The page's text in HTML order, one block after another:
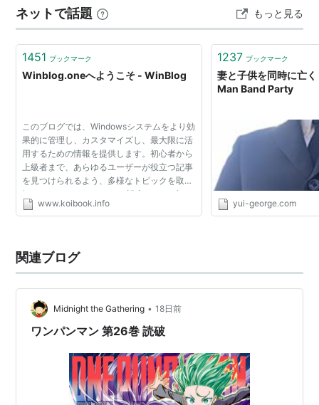
ネットで話題 もっと見る
1451 ブックマーク
Winblog.oneへようこそ - WinBlog
このブログでは、Windowsシステムをより効
果的に管理し、カスタマイズし、最大限に活
用するための情報を提供します。初心者から
上級者まで、あらゆるユーザーが役立つ記事
を見つけられるよう、多様なトピックを取り
扱っています。Windowsの設定やトラブルシ
ューティング、ネットワーク管理、ソフトウ
www.koibook.info
1237 ブックマーク
妻と子供を同時に亡
Man Band Party
yui-george.com
関連ブログ
Midnight the Gathering • 18日前
ワンパンマン 第26巻 読破